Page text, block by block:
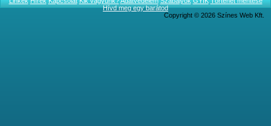
Hívd meg egy barátod
Copyright © 2026 Színes Web Kft.